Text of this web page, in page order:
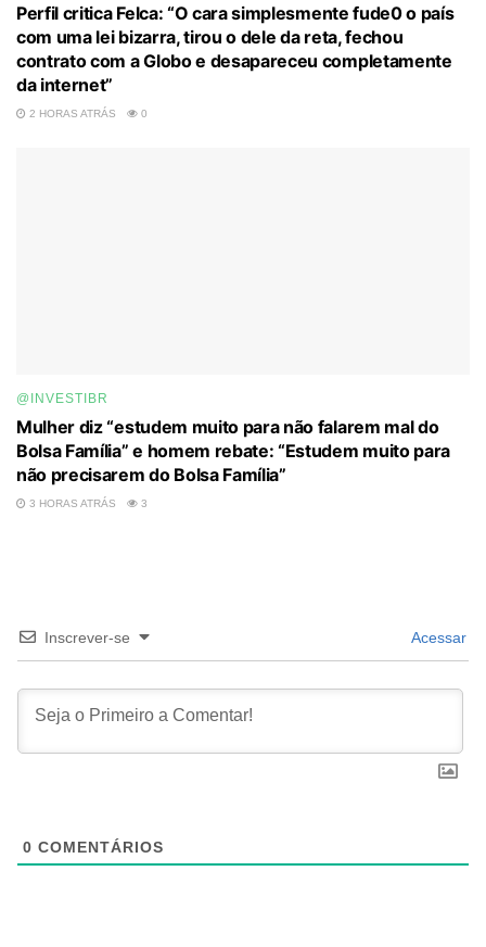
Perfil critica Felca: “O cara simplesmente fude0 o país
com uma lei bizarra, tirou o dele da reta, fechou
contrato com a Globo e desapareceu completamente
da internet”
2 HORAS ATRÁS 0
@INVESTIBR
Mulher diz “estudem muito para não falarem mal do
Bolsa Família” e homem rebate: “Estudem muito para
não precisarem do Bolsa Família”
3 HORAS ATRÁS 3
Inscrever-se Acessar
0 COMENTÁRIOS